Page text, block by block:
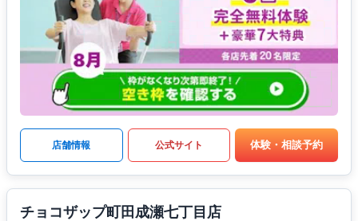
店舗情報 公式サイト 体験・相談予約
チョコザップ町田成瀬七丁目店